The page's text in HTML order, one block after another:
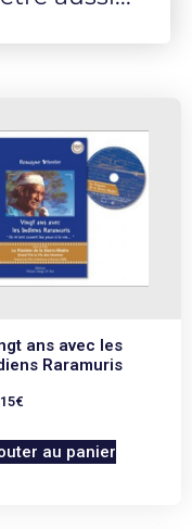
ans avec les
Raramuris
€
au panier